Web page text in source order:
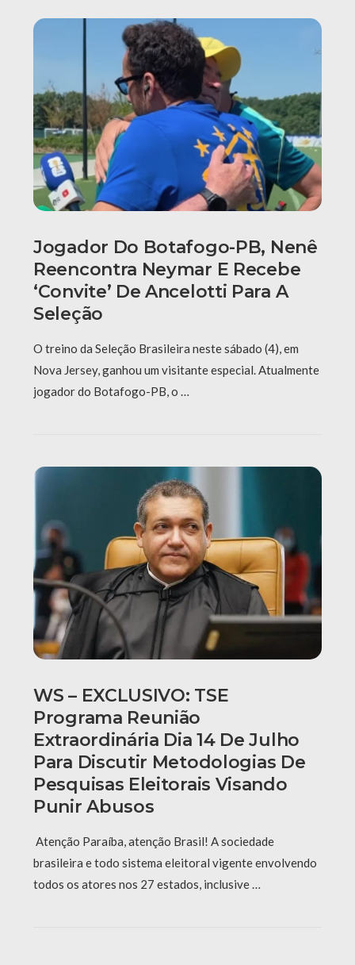
Jogador Do Botafogo-PB, Nenê
Reencontra Neymar E Recebe
‘convite’ De Ancelotti Para A
Seleção
O treino da Seleção Brasileira neste sábado (4), em
Nova Jersey, ganhou um visitante especial. Atualmente
jogador do Botafogo-PB, o …
WS – EXCLUSIVO: TSE
Programa Reunião
Extraordinária Dia 14 De Julho
Para Discutir Metodologias De
Pesquisas Eleitorais Visando
Punir Abusos
Atenção Paraíba, atenção Brasil! A sociedade
brasileira e todo sistema eleitoral vigente envolvendo
todos os atores nos 27 estados, inclusive …